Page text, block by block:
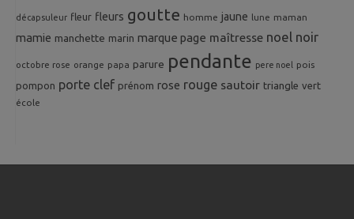
décapsuleur fleur fleurs goutte homme jaune lune maman
mamie manchette marin marque page maîtresse noel noir
octobre rose orange papa parure pendante pere noel pois
pompon porte clef prénom rose rouge sautoir triangle vert
école